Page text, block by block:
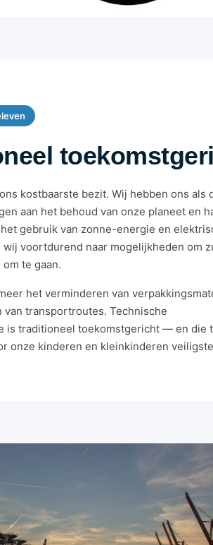
kostbaarste bezit. Wij hebben ons als
aan het behoud van onze planeet en
gebruik van zonne-energie en
voortdurend naar mogelijkheden om
te gaan.
het verminderen van
van transportroutes. Technische
is traditioneel toekomstgericht — en die
onze kinderen en kleinkinderen